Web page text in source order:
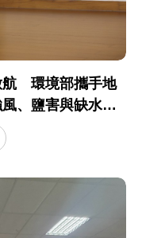
航 環境部攜手地
、鹽害與缺水挑